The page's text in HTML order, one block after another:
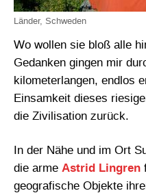
Länder, Schweden
Wo wollen sie bloß alle
Gedanken gingen mir
kilometerlangen, endlos
Einsamkeit dieses
die Zivilisation zurück.
In der Nähe und im Ort
die arme Astrid Lingren
geografische Objekte